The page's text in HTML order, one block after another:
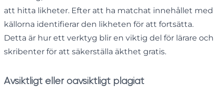
att hitta likheter. Efter att ha matchat innehållet med
källorna identifierar den likheten för att fortsätta.
Detta är hur ett verktyg blir en viktig del för lärare och
skribenter för att säkerställa äkthet gratis.
Avsiktligt eller oavsiktligt plagiat